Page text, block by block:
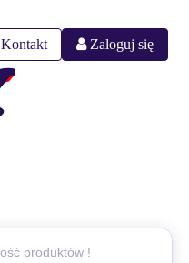
Kontakt Zaloguj się